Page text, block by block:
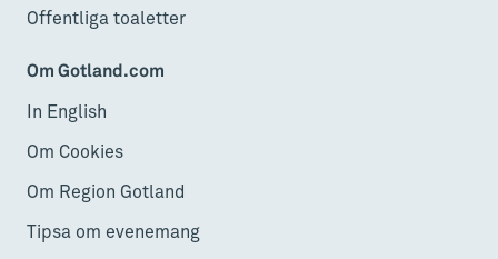
Offentliga toaletter
Om Gotland.com
In English
Om Cookies
Om Region Gotland
Tipsa om evenemang